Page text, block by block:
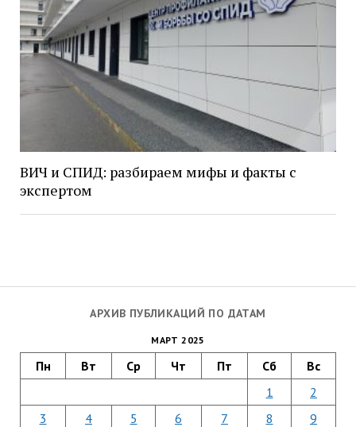
АРХИВ ПУБЛИКАЦИЙ ПО ДАТАМ
МАРТ 2025
Пн Вт Ср Чт Пт Сб Вс
1
2
3
4 5 6 7 8
9
ВИЧ и СПИД: разбираем мифы и факты с
экспертом